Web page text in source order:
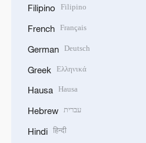
Filipino Filipino
French Français
German Deutsch
Greek Ελληνικά
Hausa Hausa
Hebrew עברית
Hindi हिन्दी